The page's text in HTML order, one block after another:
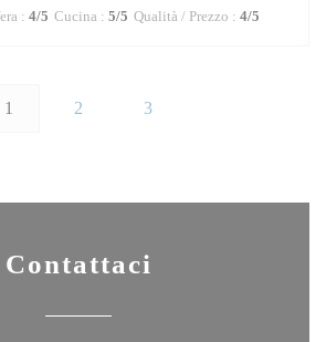
: 4/5 Cucina : 5/5 Qualità / Prezzo : 4/5
1 2 3
Contattaci